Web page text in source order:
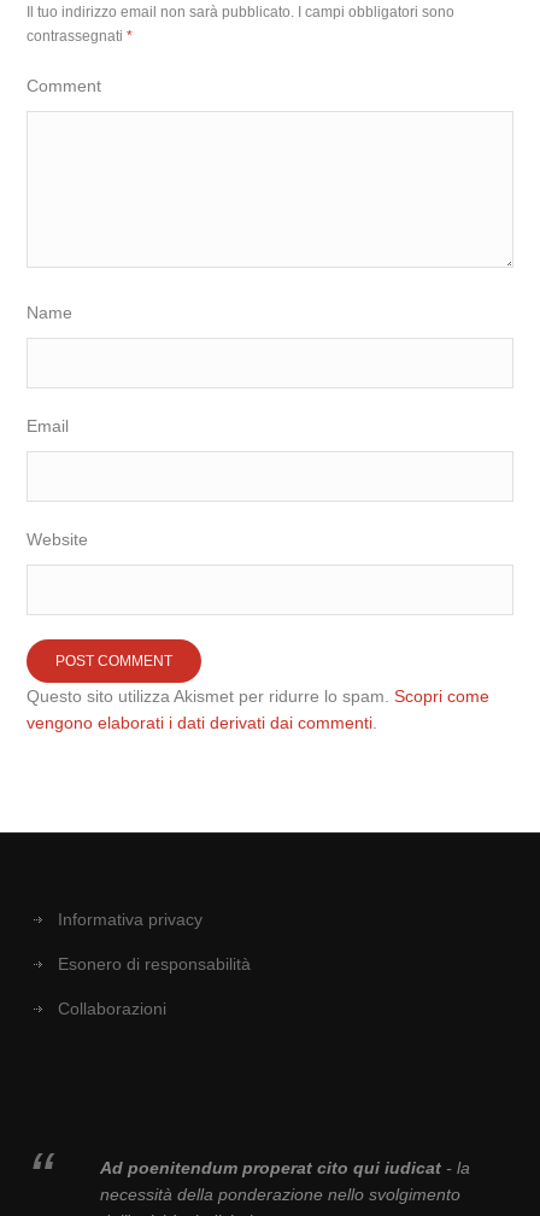
Il tuo indirizzo email non sarà pubblicato.
I campi obbligatori sono
contrassegnati*
Comment
Name
Email
Website
Questo sito utilizza Akismet per ridurre lo spam.Scopri come
vengono elaborati i dati derivati dai commenti
Informativa privacy
Esonero di responsabilità
Collaborazioni
Ad poenitendum properat cito qui iudicat- la
necessità della ponderazione nello svolgimento